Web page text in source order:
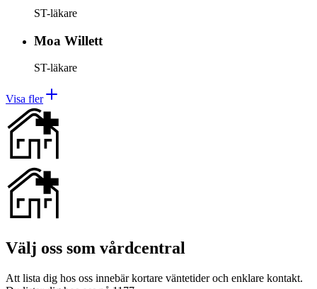
ST-läkare
Moa Willett
ST-läkare
Visa fler
Välj oss som vårdcentral
Att lista dig hos oss innebär kortare väntetider och enklare kontakt.